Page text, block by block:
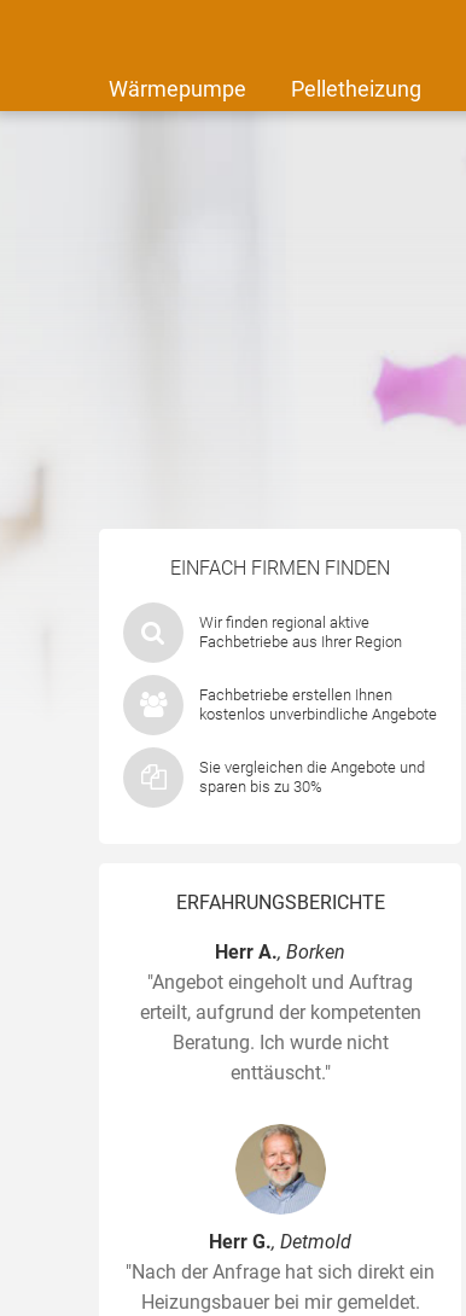
Wärmepumpe Pelletheizung
EINFACH FIRMEN FINDEN
Wir finden regional aktive
Fachbetriebe aus Ihrer Region
Fachbetriebe erstellen Ihnen
kostenlos unverbindliche Angebote
Sie vergleichen die Angebote und
sparen bis zu 30%
ERFAHRUNGSBERICHTE
Herr A., Borken
"Angebot eingeholt und Auftrag
erteilt, aufgrund der kompetenten
Beratung. Ich wurde nicht
enttäuscht."
Herr G., Detmold
"Nach der Anfrage hat sich direkt ein
Heizungsbauer bei mir gemeldet.